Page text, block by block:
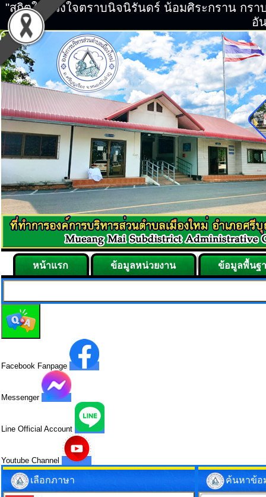
"สถิตในดวงใจตราบนิจนิรันดร์ น้อมศิระกราน ก
อั
หน้าแรก ข้อมูลหน่วยงาน ข้อมูลพื้นฐ
Facebook Fanpage
Messenger
Line Official Account
Youtube Channel
เลือกภาษา ค้นหาข้อ